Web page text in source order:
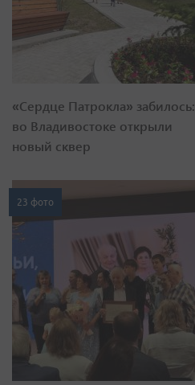
«Сердце Патрокла» забилось:
во Владивостоке открыли
новый сквер
23 фото